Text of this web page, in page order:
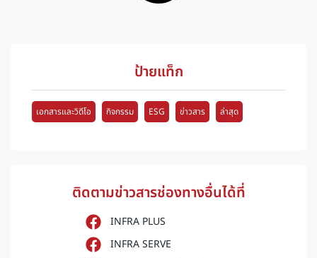
ป้ายแท็ก
เอกสารและวิดีโอ กิจกรรม ESG ข่าวสาร ล่าสุด
ติดตามข่าวสารช่องทางอื่นได้ที่
INFRA PLUS
INFRA SERVE